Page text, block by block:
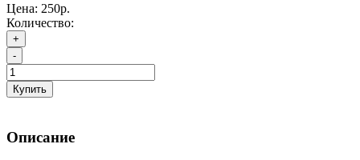
Цена: 250р.
Количество:
+
-
Купить
Описание